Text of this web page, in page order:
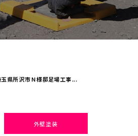
玉県所沢市Ｎ様邸足場工事...
外壁塗装